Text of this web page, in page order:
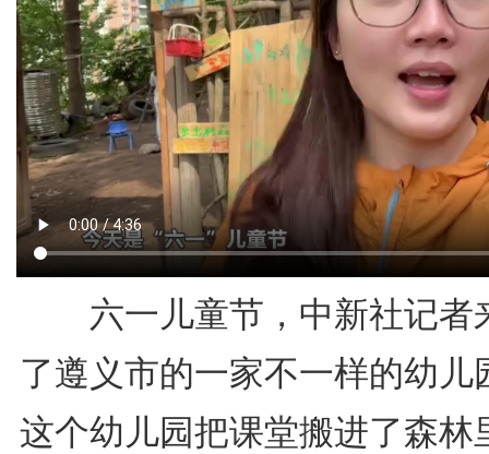
六一儿童节，中新社记者
了遵义市的一家不一样的幼儿
这个幼儿园把课堂搬进了森林